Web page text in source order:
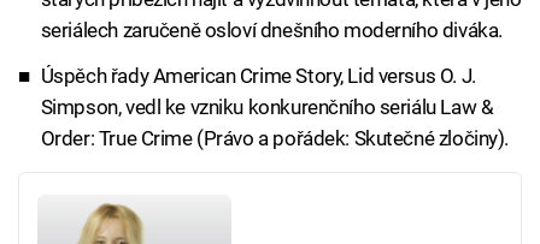
seriálech zaručeně osloví dnešního moderního diváka.
Úspěch řady American Crime Story, Lid versus O. J.
Simpson, vedl ke vzniku konkurenčního seriálu Law &
Order: True Crime (Právo a pořádek: Skutečné zločiny).